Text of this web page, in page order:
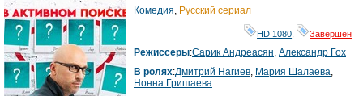
Комедия, Русский сериал
HD 1080 Завершён
Режиссеры:Сарик Андреасян, Александр Гох
В ролях:Дмитрий Нагиев, Мария Шалаева,
Нонна Гришаева